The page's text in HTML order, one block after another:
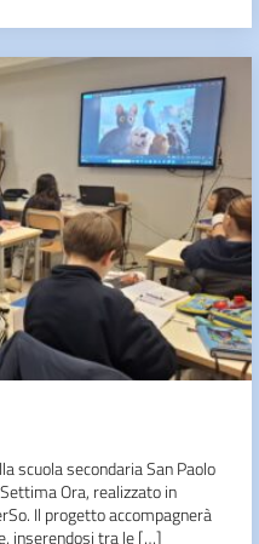
scuola secondaria San Paolo
Ora, realizzato in
Il progetto accompagnerà
inserendosi tra le […]